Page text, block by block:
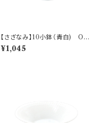
【さざなみ】10小鉢（青白) O-
M47502
¥1,045